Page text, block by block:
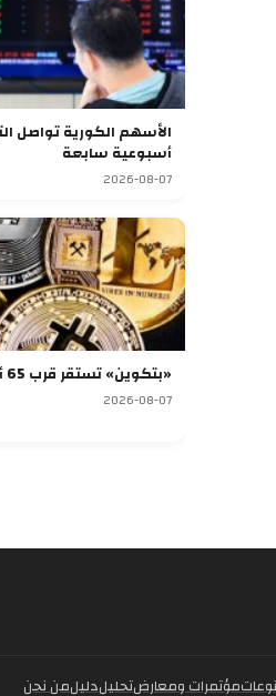
أسبوعية سابعة
2026-08-07
«بتكوين» تستقر قرب 65 ألف دولار
2026-08-07
مؤتمرات ومعارضتحليلدليلمن نحن